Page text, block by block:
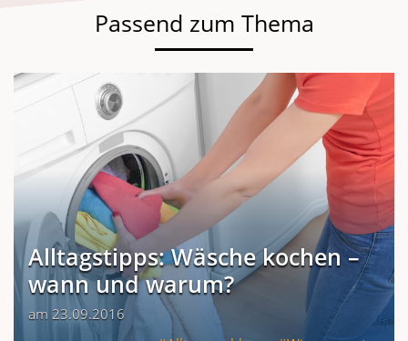
Passend zum Thema
Alltagstipps: Wäsche kochen –
wann und warum?
am 23.09.2016